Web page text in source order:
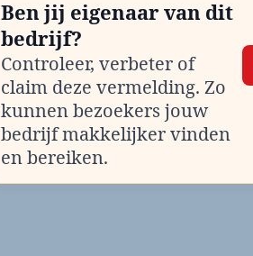
Ben jij eigenaar van dit
bedrijf?
Controleer, verbeter of
claim deze vermelding. Zo
kunnen bezoekers jouw
bedrijf makkelijker vinden
en bereiken.